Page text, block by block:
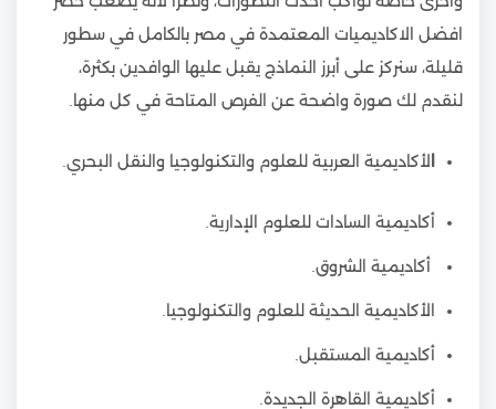
افضل الاكاديميات المعتمدة في مصر بالكامل في سطور
قليلة، سنركز على أبرز النماذج يقبل عليها الوافدين بكثرة،
لنقدم لك صورة واضحة عن الفرص المتاحة في كل منها.
لأكاديمية العربية للعلوم والتكنولوجيا والنقل البحري.
أكاديمية السادات للعلوم الإدارية.
أكاديمية الشروق.
الأكاديمية الحديثة للعلوم والتكنولوجيا.
أكاديمية المستقبل.
أكاديمية القاهرة الجديدة.